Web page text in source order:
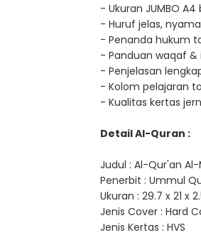
- Ukuran JUMBO
- Huruf jelas,
- Penanda hukum
- Panduan waqaf &
- Penjelasan
- Kolom pelajaran
- Kualitas kertas
Detail Al-Quran :
Judul : Al-Qur'an Al-
Penerbit : Ummul
Ukuran : 29.7 x 21 x
Jenis Cover : Hard
Jenis Kertas : HVS